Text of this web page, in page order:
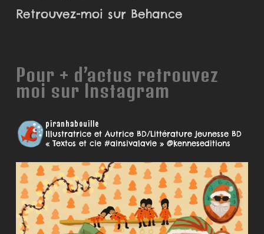
Retrouvez-moi sur Behance
Pour + d’actus retrouvez
moi sur Instagram
piranhabouille
Illustratrice et Autrice BD/Littérature jeunesseBD
« Textos et cie #ainsivalavie » @kenneseditions